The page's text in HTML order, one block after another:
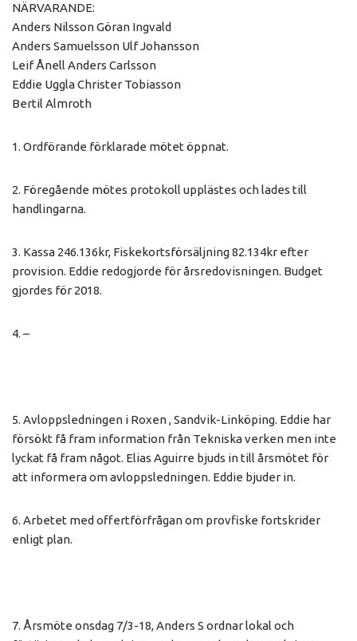
NÄRVARANDE:
Anders Nilsson Göran Ingvald
Anders Samuelsson Ulf Johansson
Leif Ånell Anders Carlsson
Eddie Uggla Christer Tobiasson
Bertil Almroth
1. Ordförande förklarade mötet öppnat.
2. Föregående mötes protokoll upplästes och lades till
handlingarna.
3. Kassa 246.136kr, Fiskekortsförsäljning 82.134kr efter
provision. Eddie redogjorde för årsredovisningen. Budget
gjordes för 2018.
4. –
5. Avloppsledningen i Roxen , Sandvik-Linköping. Eddie har
försökt få fram information från Tekniska verken men inte
lyckat få fram något. Elias Aguirre bjuds in till årsmötet för
att informera om avloppsledningen. Eddie bjuder in.
6. Arbetet med offertförfrågan om provfiske fortskrider
enligt plan.
7. Årsmöte onsdag 7/3-18, Anders S ordnar lokal och